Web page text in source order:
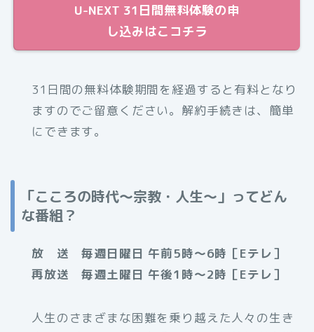
U-NEXT 31日間無料体験の申
し込みはこコチラ
31日間の無料体験期間を経過すると有料となり
ますのでご留意ください。解約手続きは、簡単
にできます。
「こころの時代〜宗教・人生〜」ってどん
な番組？
放 送 毎週日曜日 午前5時〜6時［Eテレ］
再放送 毎週土曜日 午後1時〜2時［Eテレ］
人生のさまざまな困難を乗り越えた人々の生き